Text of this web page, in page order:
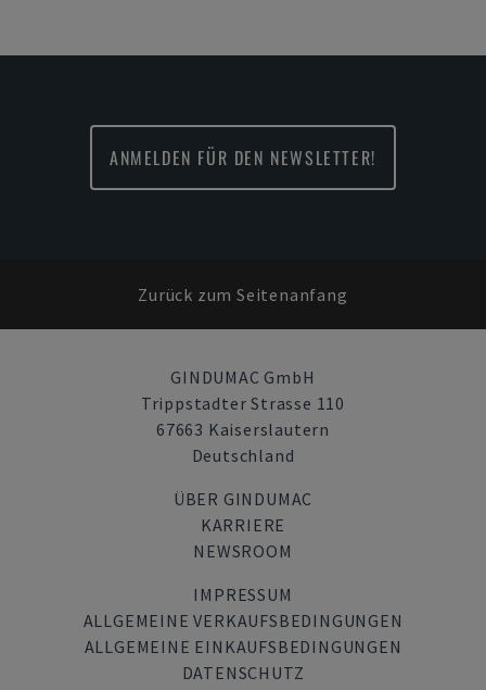
ANMELDEN FÜR DEN NEWSLETTER!
Zurück zum Seitenanfang
GINDUMAC GmbH
Trippstadter Strasse 110
67663 Kaiserslautern
Deutschland
ÜBER GINDUMAC
KARRIERE
NEWSROOM
IMPRESSUM
ALLGEMEINE VERKAUFSBEDINGUNGEN
ALLGEMEINE EINKAUFSBEDINGUNGEN
DATENSCHUTZ